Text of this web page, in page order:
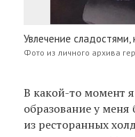
Увлечение
Фото из личного архива
В какой-то момент
образование у
из ресторанных